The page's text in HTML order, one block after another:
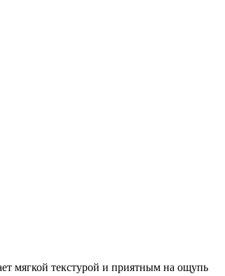
мягкой текстурой и приятным на ощупь